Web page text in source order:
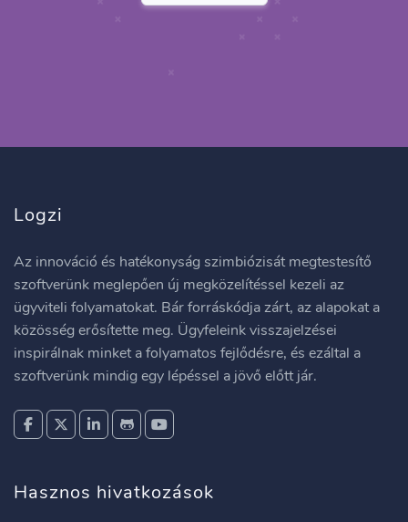
Logzi
Az innováció és hatékonyság szimbiózisát megtestesítő
szoftverünk meglepően új megközelítéssel kezeli az
ügyviteli folyamatokat. Bár forráskódja zárt, az alapokat a
közösség erősítette meg. Ügyfeleink visszajelzései
inspirálnak minket a folyamatos fejlődésre, és ezáltal a
szoftverünk mindig egy lépéssel a jövő előtt jár.
Hasznos hivatkozások